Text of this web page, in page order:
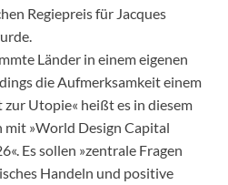
Regiepreis für Jacques
Länder in einem eigenen
die Aufmerksamkeit einem
zur Utopie« heißt es in diesem
mit »World Design Capital
Es sollen »zentrale Fragen
Handeln und positive